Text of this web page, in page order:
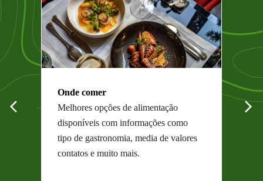
Onde comer
Melhores opções de alimentação
disponíveis com informações como
tipo de gastronomia, media de valores
contatos e muito mais.